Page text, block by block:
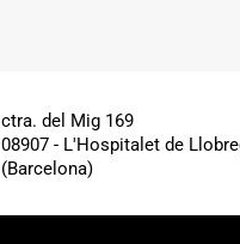
ctra. del Mig 169
08907 - L'Hospitalet de
(Barcelona)